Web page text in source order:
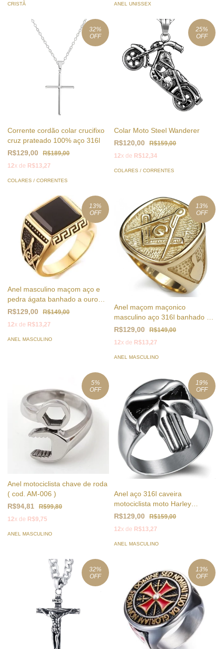
CRISTÃ ANEL UNISSEX
32%
OFF
Corrente cordão colar crucifixo
cruz prateado 100% aço 316l
R$129,00
R$189,00
12x de R$13,27
COLARES / CORRENTES
25%
OFF
Colar Moto Steel Wanderer
R$120,00
R$159,00
12x de R$12,34
COLARES / CORRENTES
13%
OFF
Anel masculino maçom aço e
pedra ágata banhado a ouro
18k
R$129,00
R$149,00
12x de R$13,27
ANEL MASCULINO
13%
OFF
Anel maçom maçonico
masculino aço 316l banhado a
ouro 18k
R$129,00
R$149,00
12x de R$13,27
ANEL MASCULINO
5%
OFF
Anel motociclista chave de roda
( cod. AM-006 )
R$94,81
R$99,80
12x de R$9,75
ANEL MASCULINO
19%
OFF
Anel aço 316l caveira
motociclista moto Harley
justiceiro
R$129,00
R$159,00
12x de R$13,27
ANEL MASCULINO
32%
OFF
13%
OFF